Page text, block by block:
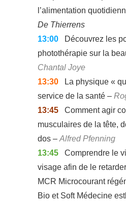
l’alimentation
De Thierrens
13:00
Découvrez les
photothérapie sur la
Chantal Joye
13:30
La physique «
service de la santé –
13:45
Comment agir
musculaires de la tête,
dos – Alfred Pfenning
13:45
Comprendre le
visage afin de le
MCR Microcourant
Bio et Soft Médecine